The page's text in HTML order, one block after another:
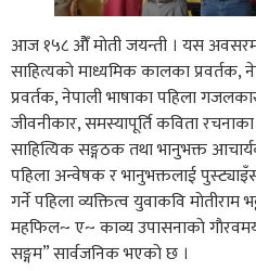
आज १५८ ओैँ माेती जयन्ती । यस अवसरमा
साहित्यकाे माध्यमिक कालका प्रवर्तक,
प्रवर्तक, नेपाली भाषाका पहिला
जीवनीकार, समस्यापूर्ति कविता
साहित्यिक सङ्गठक तथा भानुभक्त
पहिला अन्वेषक र भानुभक्तलाई
गर्ने पहिला व्यक्तित्व युवाकवि
महफिल~ ए~ काव्य उपासनाकाे
सङ्गम” सार्वजनिक भएको छ ।